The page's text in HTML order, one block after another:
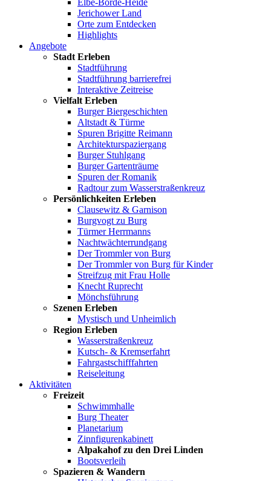
Elbe-Börde-Heide
Jerichower Land
Orte zum Entdecken
Highlights
Angebote
Stadt Erleben
Stadtführung
Stadtführung barrierefrei
Interaktive Zeitreise
Vielfalt Erleben
Burger Biergeschichten
Altstadt & Türme
Spuren Brigitte Reimann
Architekturspaziergang
Burger Stuhlgang
Burger Gartenträume
Spuren der Romanik
Radtour zum Wasserstraßenkreuz
Persönlichkeiten Erleben
Clausewitz & Garnison
Burgvogt zu Burg
Türmer Herrmanns
Nachtwächterrundgang
Der Trommler von Burg
Der Trommler von Burg für Kinder
Streifzug mit Frau Holle
Knecht Ruprecht
Mönchsführung
Szenen Erleben
Mystisch und Unheimlich
Region Erleben
Wasserstraßenkreuz
Kutsch- & Kremserfahrt
Fahrgastschifffahrten
Reiseleitung
Aktivitäten
Freizeit
Schwimmhalle
Burg Theater
Planetarium
Zinnfigurenkabinett
Alpakahof zu den Drei Linden
Bootsverleih
Spazieren & Wandern